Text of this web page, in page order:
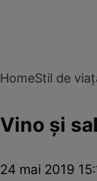
HomeStil de
Vino şi
24 mai 2019